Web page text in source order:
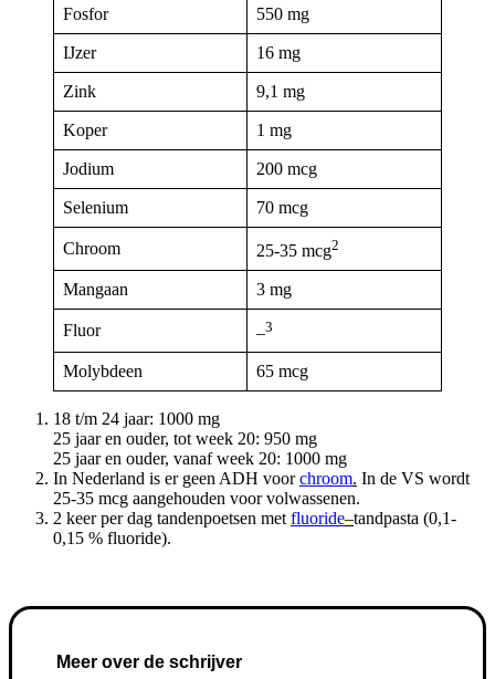
Fosfor 550 mg
IJzer 16 mg
Zink 9,1 mg
Koper 1 mg
Jodium 200 mcg
Selenium 70 mcg
Chroom 25-35 mcg2
Mangaan 3 mg
Fluor –3
Molybdeen 65 mcg
18 t/m 24 jaar: 1000 mg
25 jaar en ouder, tot week 20: 950 mg
25 jaar en ouder, vanaf week 20: 1000 mg
In Nederland is er geen ADH voorchroom. In de VS wordt
25-35 mcg aangehouden voor volwassenen.
2 keer per dag tandenpoetsen met fluoride–tandpasta (0,1-
0,15 % fluoride).
Meer over de schrijver